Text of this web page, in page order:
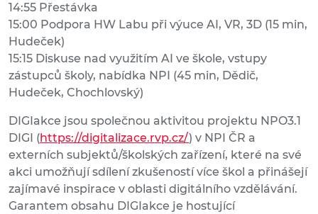
14:55 Přestávka
15:00 Podpora HW Labu při výuce AI, VR, 3D (15 min,
Hudeček)
15:15 Diskuse nad využitím AI ve škole, vstupy
zástupců školy, nabídka NPI (45 min, Dědič,
Hudeček, Chochlovský)
DIGIakce jsou společnou aktivitou projektu NPO3.1
DIGI (https://digitalizace.rvp.cz/) v NPI ČR a
externích subjektů/školských zařízení, které na své
akci umožňují sdílení zkušeností více škol a přinášejí
zajímavé inspirace v oblasti digitálního vzdělávání.
Garantem obsahu DIGIakce je hostující